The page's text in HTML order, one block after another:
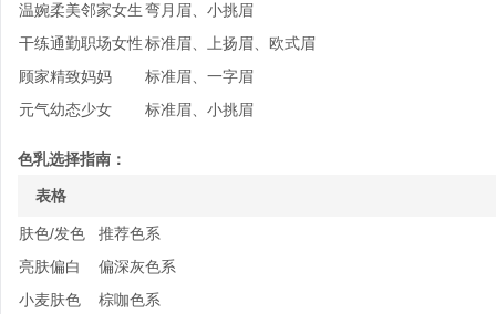
温婉柔美邻家女生弯月眉、小挑眉
干练通勤职场女性标准眉、上扬眉、欧式眉
顾家精致妈妈
标准眉、一字眉
元气幼态少女
标准眉、小挑眉
色乳选择指南：
表格
肤色/发色
推荐色系
亮肤偏白
偏深灰色系
小麦肤色
棕咖色系